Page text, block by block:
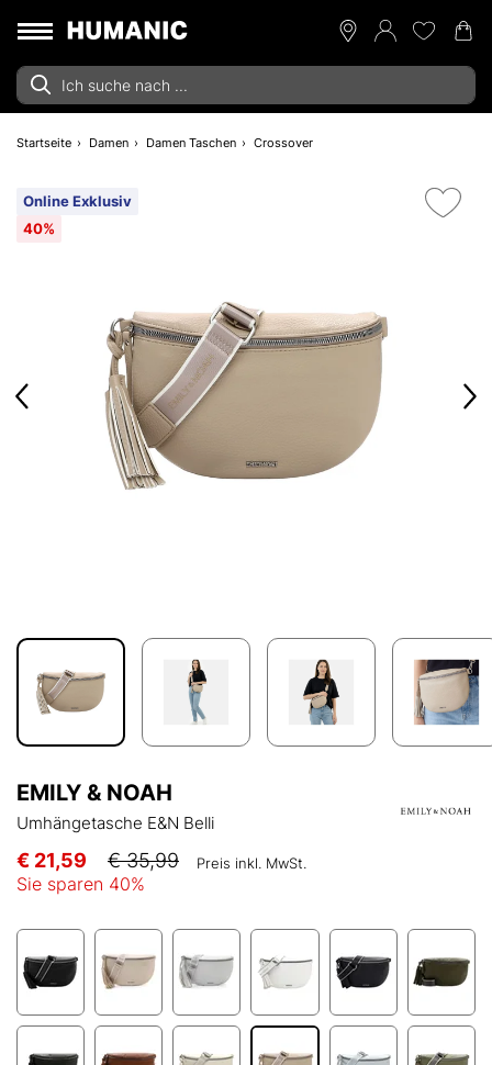
Startseite Damen Damen Taschen Crossover
Online Exklusiv
40%
EMILY & NOAH
Umhängetasche E&N Belli
€ 21,59 € 35,99 Preis inkl. MwSt.
Sie sparen 40%